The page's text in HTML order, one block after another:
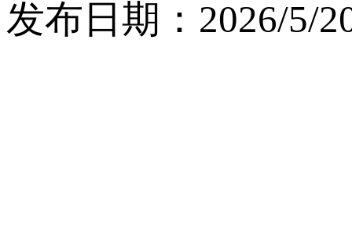
发布日期：2026/5/